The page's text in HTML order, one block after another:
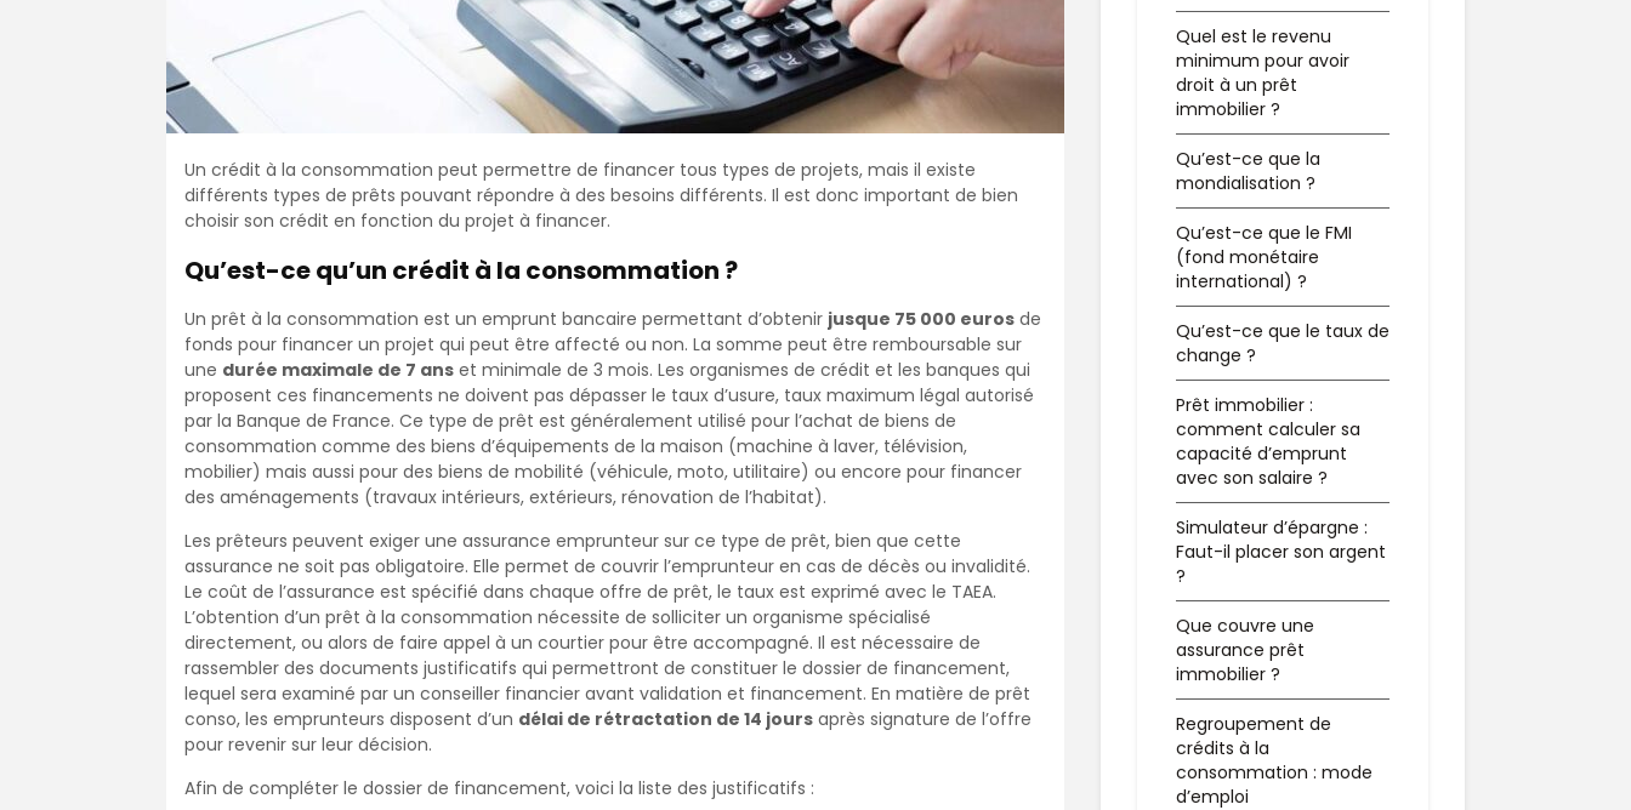
Un crédit à la consommation peut permettre de financer tous types de projets, mais il existe
différents types de prêts pouvant répondre à des besoins différents. Il est donc important de bien
choisir son crédit en fonction du projet à financer.
Qu’est-ce qu’un crédit à la consommation ?
Un prêt à la consommation est un emprunt bancaire permettant d’obtenir jusque 75 000 euros de
fonds pour financer un projet qui peut être affecté ou non. La somme peut être remboursable sur
une durée maximale de 7 ans et minimale de 3 mois. Les organismes de crédit et les banques qui
proposent ces financements ne doivent pas dépasser le taux d’usure, taux maximum légal autorisé
par la Banque de France. Ce type de prêt est généralement utilisé pour l’achat de biens de
consommation comme des biens d’équipements de la maison (machine à laver, télévision,
mobilier) mais aussi pour des biens de mobilité (véhicule, moto, utilitaire) ou encore pour financer
des aménagements (travaux intérieurs, extérieurs, rénovation de l’habitat).
Les prêteurs peuvent exiger une assurance emprunteur sur ce type de prêt, bien que cette
assurance ne soit pas obligatoire. Elle permet de couvrir l’emprunteur en cas de décès ou invalidité.
Le coût de l’assurance est spécifié dans chaque offre de prêt, le taux est exprimé avec le TAEA.
L’obtention d’un prêt à la consommation nécessite de solliciter un organisme spécialisé
directement, ou alors de faire appel à un courtier pour être accompagné. Il est nécessaire de
rassembler des documents justificatifs qui permettront de constituer le dossier de financement,
lequel sera examiné par un conseiller financier avant validation et financement. En matière de prêt
conso, les emprunteurs disposent d’un délai de rétractation de 14 jours après signature de l’offre
pour revenir sur leur décision.
Afin de compléter le dossier de financement, voici la liste des justificatifs :
Quel est le revenu
minimum pour avoir
droit à un prêt
immobilier ?
Qu’est-ce que la
mondialisation ?
Qu’est-ce que le FMI
(fond monétaire
international) ?
Qu’est-ce que le taux de
change ?
Prêt immobilier :
comment calculer sa
capacité d’emprunt
avec son salaire ?
Simulateur d’épargne :
Faut-il placer son argent
?
Que couvre une
assurance prêt
immobilier ?
Regroupement de
crédits à la
consommation : mode
d’emploi